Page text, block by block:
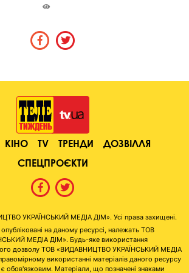
КІНО TV ТРЕНДИ
ДОЗВІЛЛЯ
СПЕЦПРОЄКТИ
УКРАЇНСЬКИЙ МЕДІА ДІМ». Усі права захищені.
на даному ресурсі, належать ТОВ
МЕДІА ДІМ». Будь-яке використання
дозволу ТОВ «ВИДАВНИЦТВО УКРАЇНСЬКИЙ МЕДІА
використанні матеріалів даного ресурсу
є обов'язковим. Матеріали, що позначені знаками